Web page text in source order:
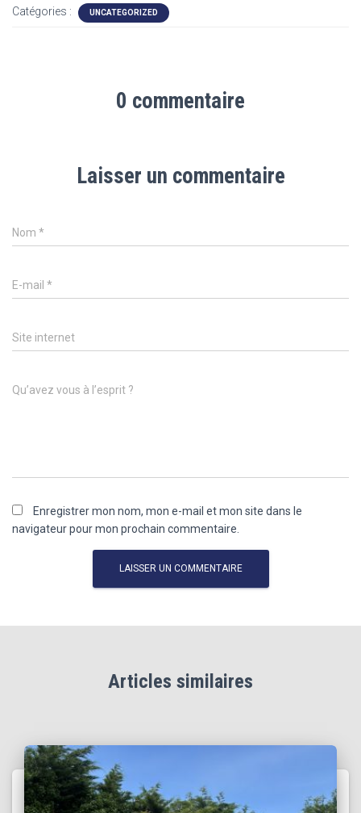
Catégories : UNCATEGORIZED
0 commentaire
Laisser un commentaire
Nom *
E-mail *
Site internet
Qu’avez vous à l’esprit ?
Enregistrer mon nom, mon e-mail et mon site dans le
navigateur pour mon prochain commentaire.
Articles similaires